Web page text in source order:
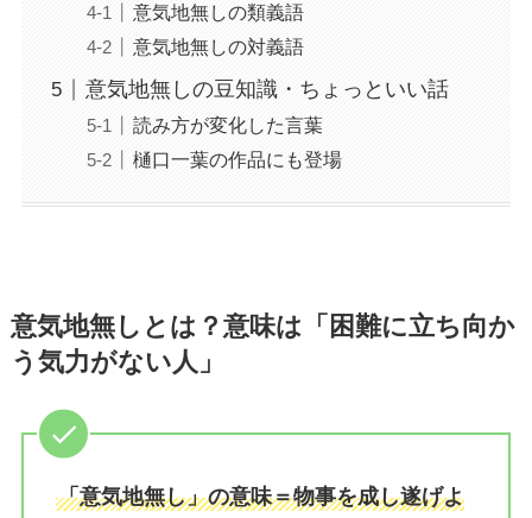
意気地無しの類義語
意気地無しの対義語
意気地無しの豆知識・ちょっといい話
読み方が変化した言葉
樋口一葉の作品にも登場
意気地無しとは？意味は「困難に立ち向か
う気力がない人」
「意気地無し」の意味＝物事を成し遂げよ